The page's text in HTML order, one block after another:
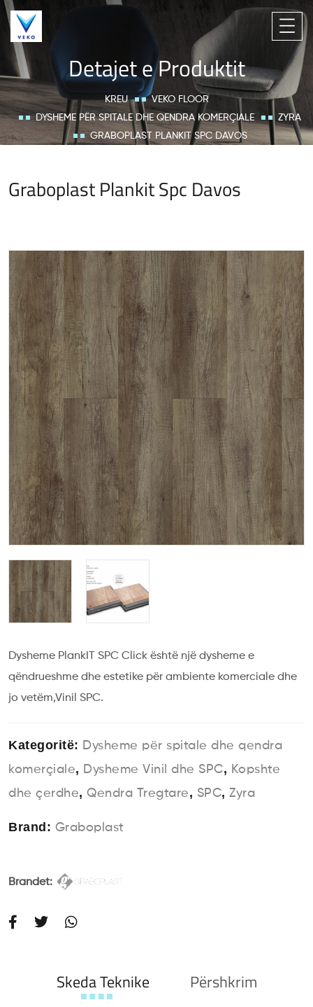
Detajet e Produktit
KREU
VEKO FLOOR
DYSHEME PËR SPITALE DHE QENDRA KOMERÇIALE
ZYRA
GRABOPLAST PLANKIT SPC DAVOS
Graboplast Plankit Spc Davos
Dysheme PlankIT SPC Click është një dysheme e
qëndrueshme dhe estetike për ambiente komerciale dhe
jo vetëm,Vinil SPC.
Kategoritë: Dysheme për spitale dhe qendra
komerçiale, Dysheme Vinil dhe SPC, Kopshte
dhe çerdhe, Qendra Tregtare, SPC, Zyra
Brand: Graboplast
Brandet:
Skeda Teknike Përshkrim